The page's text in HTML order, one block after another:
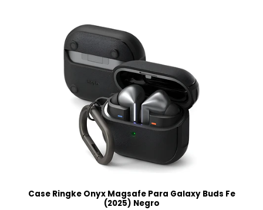
Case Ringke Onyx Magsafe Para Galaxy Buds Fe
(2025) Negro